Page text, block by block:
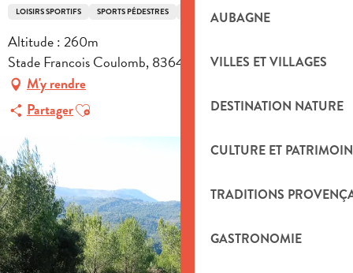
AUBAGNE
VILLES ET VILLAGES
DESTINATION NATURE
CULTURE ET
TRADITIONS
GASTRONOMIE
LOISIRS SPORTIFS SPORTS PÉDESTRES ITINÉRAIRE DE TRAIL
Altitude : 260m
Stade Francois Coulomb, 83640 Saint-Zacharie
M'y rendre
PartagerAjouter aux favoris